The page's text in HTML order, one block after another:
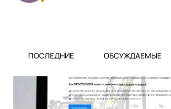
ПОСЛЕДНИЕ ОБСУЖДАЕМЫЕ